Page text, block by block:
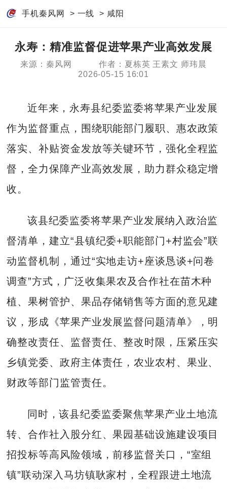
手机秦风网 > 一线 > 咸阳
永寿：精准监督促进苹果产业高效发展
来源：秦风网
作者：夏栋英 王素文 师玮晨
2026-05-15 16:01
近年来，永寿县纪委监委将苹果产业发展
作为监督重点，围绕职能部门履职、惠农政策
落实、补贴资金发放等关键环节，强化全程监
督，全力保障产业高效发展，助力群众稳定增
收。
该县纪委监委将苹果产业发展纳入政治监
督清单，建立“县镇纪委+职能部门+村监会”联
动监督机制，通过“实地走访+座谈恳谈+问卷
调查”方式，广泛收集果农及合作社在苗木种
植、果树管护、果品存储销售等方面的意见建
议，形成《苹果产业发展监督问题清单》，明
确整改责任、监督责任、整改时限，压紧压实
乡镇党委、政府主体责任，农业农村、果业、
财政等部门监管责任。
同时，该县纪委监委聚焦苹果产业土地流
转、合作社入股分红、果园基础设施建设项目
招投标等高风险领域，前移监督关口，“室组
镇”联动深入马坊镇耿家村，全程跟进土地流